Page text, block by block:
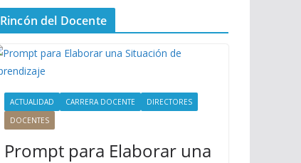
Rincón del Docente
ACTUALIDAD CARRERA DOCENTE
DIRECTORES
DOCENTES
Prompt para Elaborar una